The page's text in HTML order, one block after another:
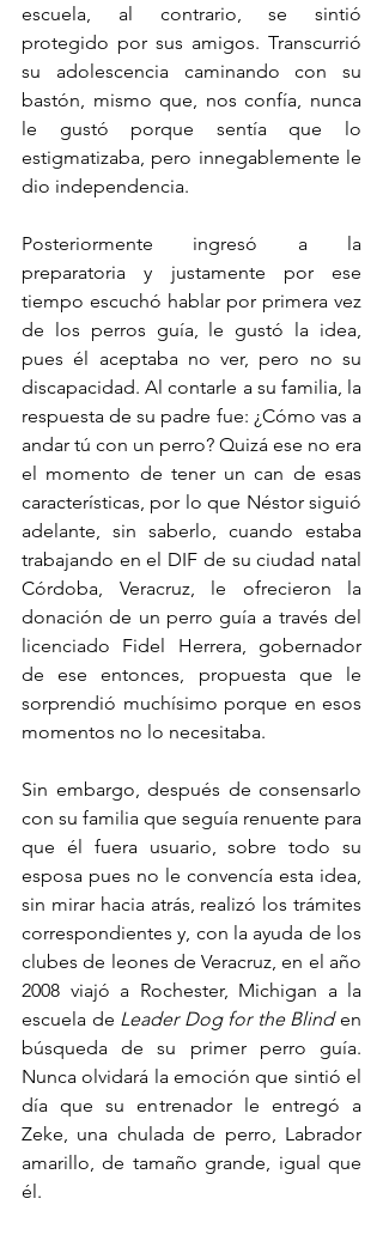
escuela, al contrario, se sintió
protegido por sus amigos. Transcurrió
su adolescencia caminando con su
bastón, mismo que, nos confía, nunca
le gustó porque sentía que lo
estigmatizaba, pero innegablemente le
dio independencia.
Posteriormente ingresó a la
preparatoria y justamente por ese
tiempo escuchó hablar por primera vez
de los perros guía, le gustó la idea,
pues él aceptaba no ver, pero no su
discapacidad. Al contarle a su familia, la
respuesta de su padre fue: ¿Cómo vas a
andar tú con un perro? Quizá ese no era
el momento de tener un can de esas
características, por lo que Néstor siguió
adelante, sin saberlo, cuando estaba
trabajando en el DIF de su ciudad natal
Córdoba, Veracruz, le ofrecieron la
donación de un perro guía a través del
licenciado Fidel Herrera, gobernador
de ese entonces, propuesta que le
sorprendió muchísimo porque en esos
momentos no lo necesitaba.
Sin embargo, después de consensarlo
con su familia que seguía renuente para
que él fuera usuario, sobre todo su
esposa pues no le convencía esta idea,
sin mirar hacia atrás, realizó los trámites
correspondientes y, con la ayuda de los
clubes de leones de Veracruz, en el año
2008 viajó a Rochester, Michigan a la
escuela de Leader Dog for the Blind en
búsqueda de su primer perro guía.
Nunca olvidará la emoción que sintió el
día que su entrenador le entregó a
Zeke, una chulada de perro, Labrador
amarillo, de tamaño grande, igual que
él.